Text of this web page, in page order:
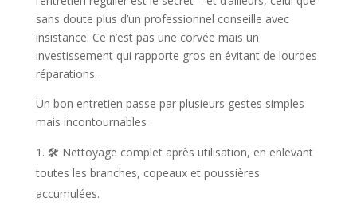
sans doute plus d’un professionnel conseille avec
insistance. Ce n’est pas une corvée mais un
investissement qui rapporte gros en évitant de lourdes
réparations.
Un bon entretien passe par plusieurs gestes simples
mais incontournables :
🛠️ Nettoyage complet après utilisation, en enlevant
toutes les branches, copeaux et poussières
accumulées.